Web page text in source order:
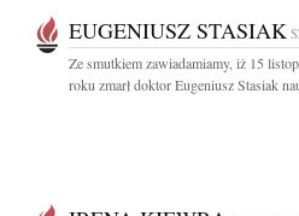
EUGENIUSZ STASIAK
Ze smutkiem zawiadamiamy, iż 15
roku zmarł doktor Eugeniusz Stasiak